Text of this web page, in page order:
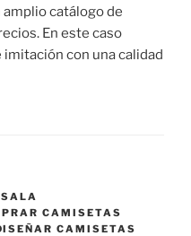
catálogo de
En este caso
con una calidad
CAMISETAS
CAMISETAS